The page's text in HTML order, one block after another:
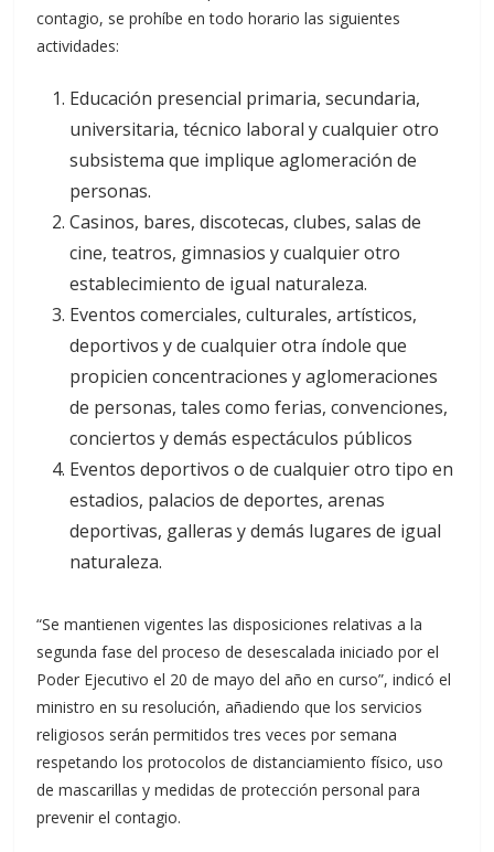
contagio, se prohíbe en todo horario las siguientes
actividades:
Educación presencial primaria, secundaria,
universitaria, técnico laboral y cualquier otro
subsistema que implique aglomeración de
personas.
Casinos, bares, discotecas, clubes, salas de
cine, teatros, gimnasios y cualquier otro
establecimiento de igual naturaleza.
Eventos comerciales, culturales, artísticos,
deportivos y de cualquier otra índole que
propicien concentraciones y aglomeraciones
de personas, tales como ferias, convenciones,
conciertos y demás espectáculos públicos
Eventos deportivos o de cualquier otro tipo en
estadios, palacios de deportes, arenas
deportivas, galleras y demás lugares de igual
naturaleza.
“Se mantienen vigentes las disposiciones relativas a la
segunda fase del proceso de desescalada iniciado por el
Poder Ejecutivo el 20 de mayo del año en curso”, indicó el
ministro en su resolución, añadiendo que los servicios
religiosos serán permitidos tres veces por semana
respetando los protocolos de distanciamiento físico, uso
de mascarillas y medidas de protección personal para
prevenir el contagio.